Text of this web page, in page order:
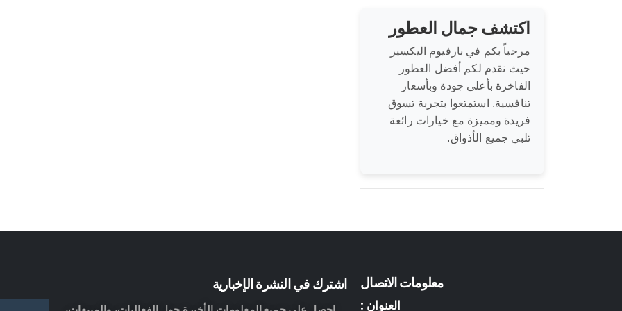
اكتشف جمال العطور
مرحباً بكم في بارفيوم اليكسير
حيث نقدم لكم أفضل العطور
الفاخرة بأعلى جودة وبأسعار
تنافسية. استمتعوا بتجربة تسوق
فريدة ومميزة مع خيارات رائعة
تلبي جميع الأذواق.
معلومات الاتصال
العنوان :
اشترك في النشرة الإخبارية